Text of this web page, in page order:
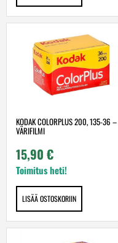
KODAK COLORPLUS 200, 135-36 –
VÄRIFILMI
15,90 €
Toimitus heti!
LISÄÄ OSTOSKORIIN